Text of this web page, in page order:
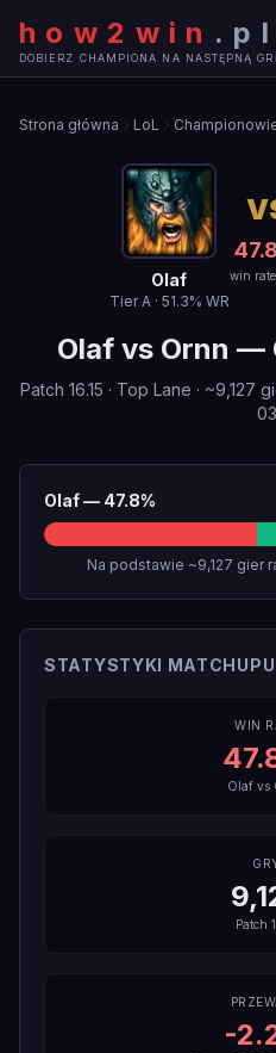
how2win . pl
DOBIERZ CHAMPIONA NA NASTĘPNĄ
Strona główna LoL
Olaf
TierA· 51.3% WR
47.8
win
Olaf vs Ornn —
Patch 16.15 · Top Lane · ~9,127
03
Olaf— 47.8%
Na podstawie ~9,127 gier
STATYSTYKI
WIN
Olaf vs
Patch
-